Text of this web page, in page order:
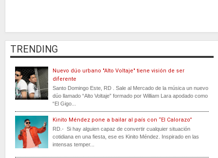
TRENDING
Nuevo dúo urbano "Alto Voltaje" tiene visión de ser
diferente
Santo Domingo Este, RD . Sale al Mercado de la música un nuevo
dúo llamado “Alto Voltaje” formado por William Lara apodado como
“El Gigo...
Kinito Méndez pone a bailar al país con “El Calorazo”
RD.- Si hay alguien capaz de convertir cualquier situación
cotidiana en una fiesta, ese es Kinito Méndez. Inspirado en las
intensas temper...